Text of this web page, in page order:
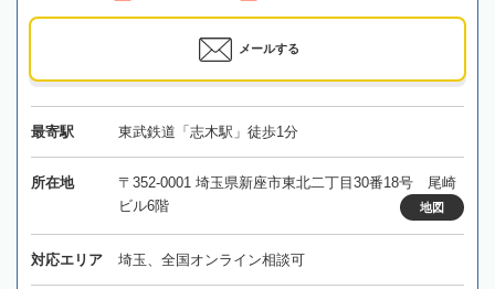
メールする
最寄駅 東武鉄道「志木駅」徒歩1分
所在地
〒352-0001 埼玉県新座市東北二丁目30番18号 尾崎
ビル6階
地図
対応エリア 埼玉、全国オンライン相談可